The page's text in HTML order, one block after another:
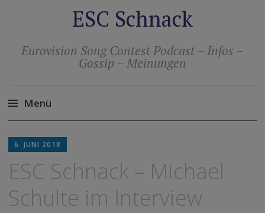
ESC Schnack
Eurovision Song Contest Podcast – Infos –
Gossip – Meinungen
Menü
Inhalt
6. JUNI 2018
ESC Schnack – Michael
Schulte im Interview